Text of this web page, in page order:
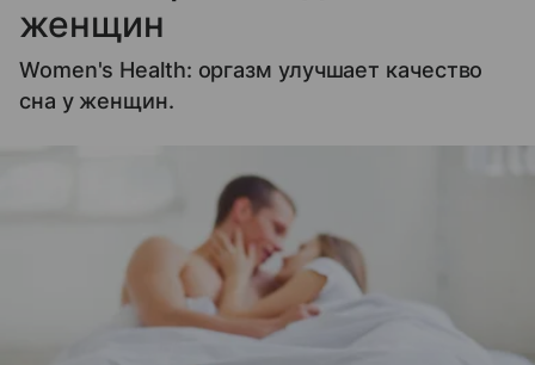
женщин
Women's Health: оргазм улучшает качество
сна у женщин.